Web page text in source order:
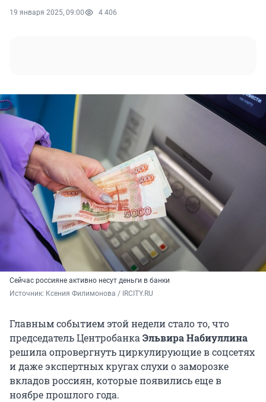
19 января 2025, 09:00 4 406
Сейчас россияне активно несут деньги в банки
Источник: Ксения Филимонова / IRCITY.RU
Главным событием этой недели стало то, что
председатель ЦентробанкаЭльвира Набиуллина
решилаопровергнуть циркулирующие в соцсетях
и даже экспертных кругах слухи о заморозке
вкладов россиян, которые появились еще в
ноябре прошлого года.